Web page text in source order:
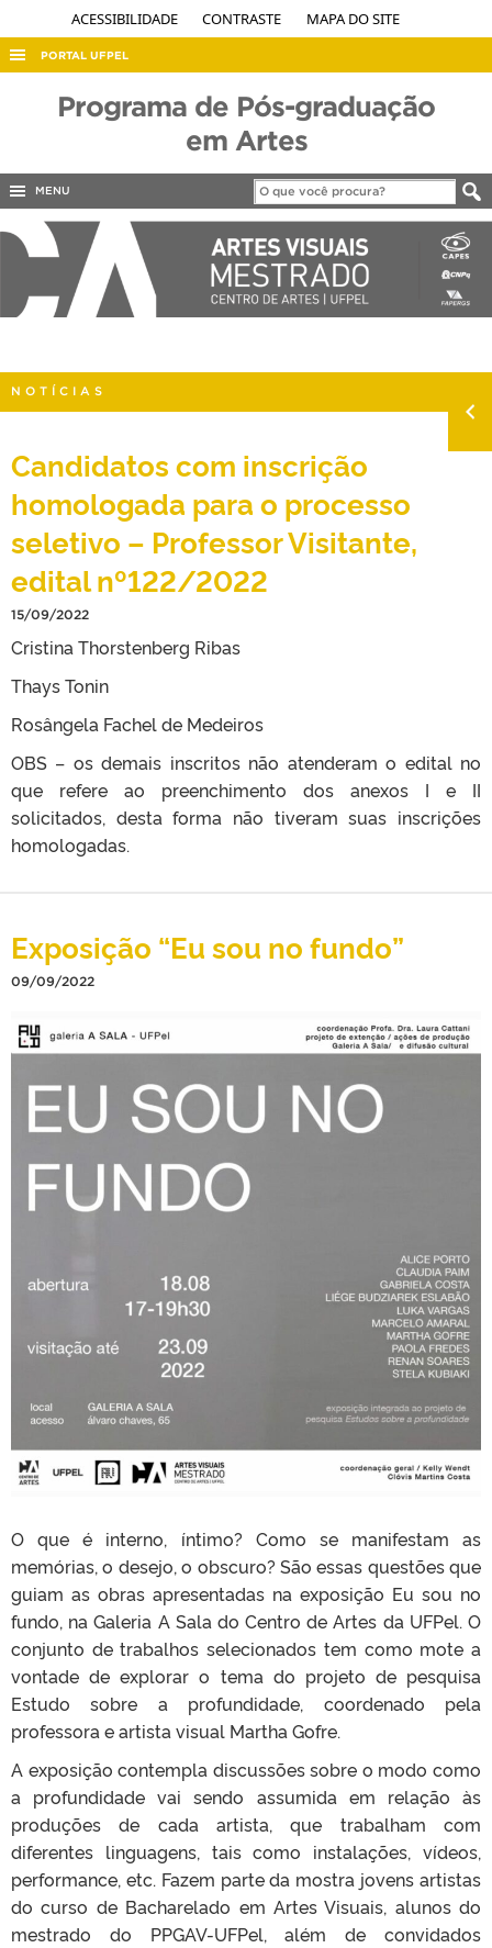
ACESSIBILIDADE CONTRASTE MAPA DO SITE
PORTAL UFPEL
EDITAIS
INTERNACIONAL
OUVIDORIA
TELEFONES
Programa de Pós-graduação
em Artes
MENU
NOTÍCIAS
Candidatos com inscrição
homologada para o processo
seletivo – Professor Visitante,
edital nº122/2022
15/09/2022
Cristina Thorstenberg Ribas
Thays Tonin
Rosângela Fachel de Medeiros
OBS – os demais inscritos não atenderam o edital no
que refere ao preenchimento dos anexos I e II
solicitados, desta forma não tiveram suas inscrições
homologadas.
Exposição “Eu sou no fundo”
09/09/2022
O que é interno, íntimo? Como se manifestam as
memórias, o desejo, o obscuro? São essas questões que
guiam as obras apresentadas na exposição Eu sou no
fundo, na Galeria A Sala do Centro de Artes da UFPel. O
conjunto de trabalhos selecionados tem como mote a
vontade de explorar o tema do projeto de pesquisa
Estudo sobre a profundidade, coordenado pela
professora e artista visual Martha Gofre.
A exposição contempla discussões sobre o modo como
a profundidade vai sendo assumida em relação às
produções de cada artista, que trabalham com
diferentes linguagens, tais como instalações, vídeos,
performance, etc. Fazem parte da mostra jovens artistas
do curso de Bacharelado em Artes Visuais, alunos do
mestrado do PPGAV-UFPel, além de convidados